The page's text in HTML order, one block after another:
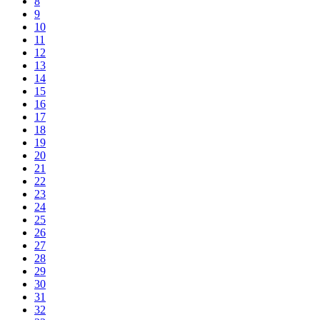
9
10
11
12
13
14
15
16
17
18
19
20
21
22
23
24
25
26
27
28
29
30
31
32